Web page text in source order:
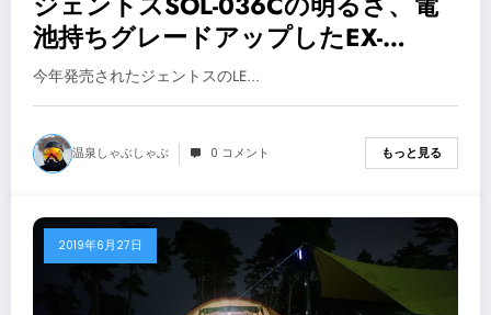
池持ちグレードアップしたEX-
036D【キャンプ用品】
今年発売されたジェントスのLE…
温泉しゃぶしゃぶ 0 コメント もっと見る
2019年6月27日